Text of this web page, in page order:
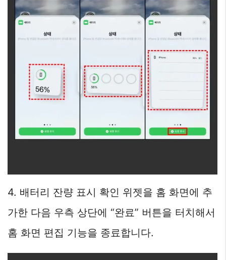
4. 배터리 잔량 표시 확인 위젯을 홈 화면에 추
가한 다음 우측 상단에 “완료” 버튼을 터치해서
홈 화면 편집 기능을 종료합니다.